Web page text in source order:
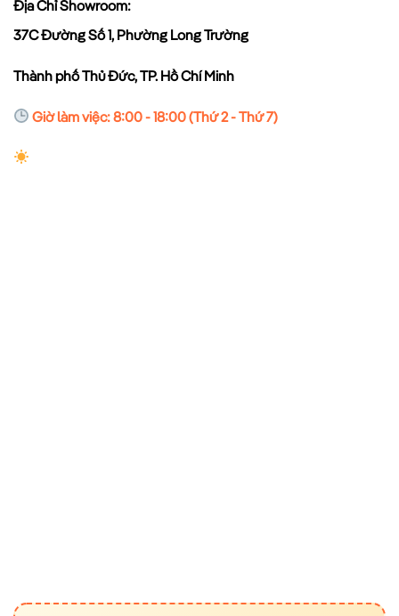
Địa Chỉ Showroom:
37C Đường Số 1, Phường Long Trường
Thành phố Thủ Đức, TP. Hồ Chí Minh
Giờ làm việc: 8:00 - 18:00 (Thứ 2 - Thứ 7)